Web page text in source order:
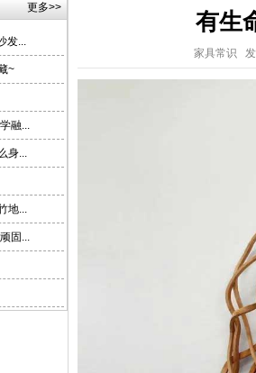
更多>>
发...
~
融...
身...
地...
固...
有生
家具常识